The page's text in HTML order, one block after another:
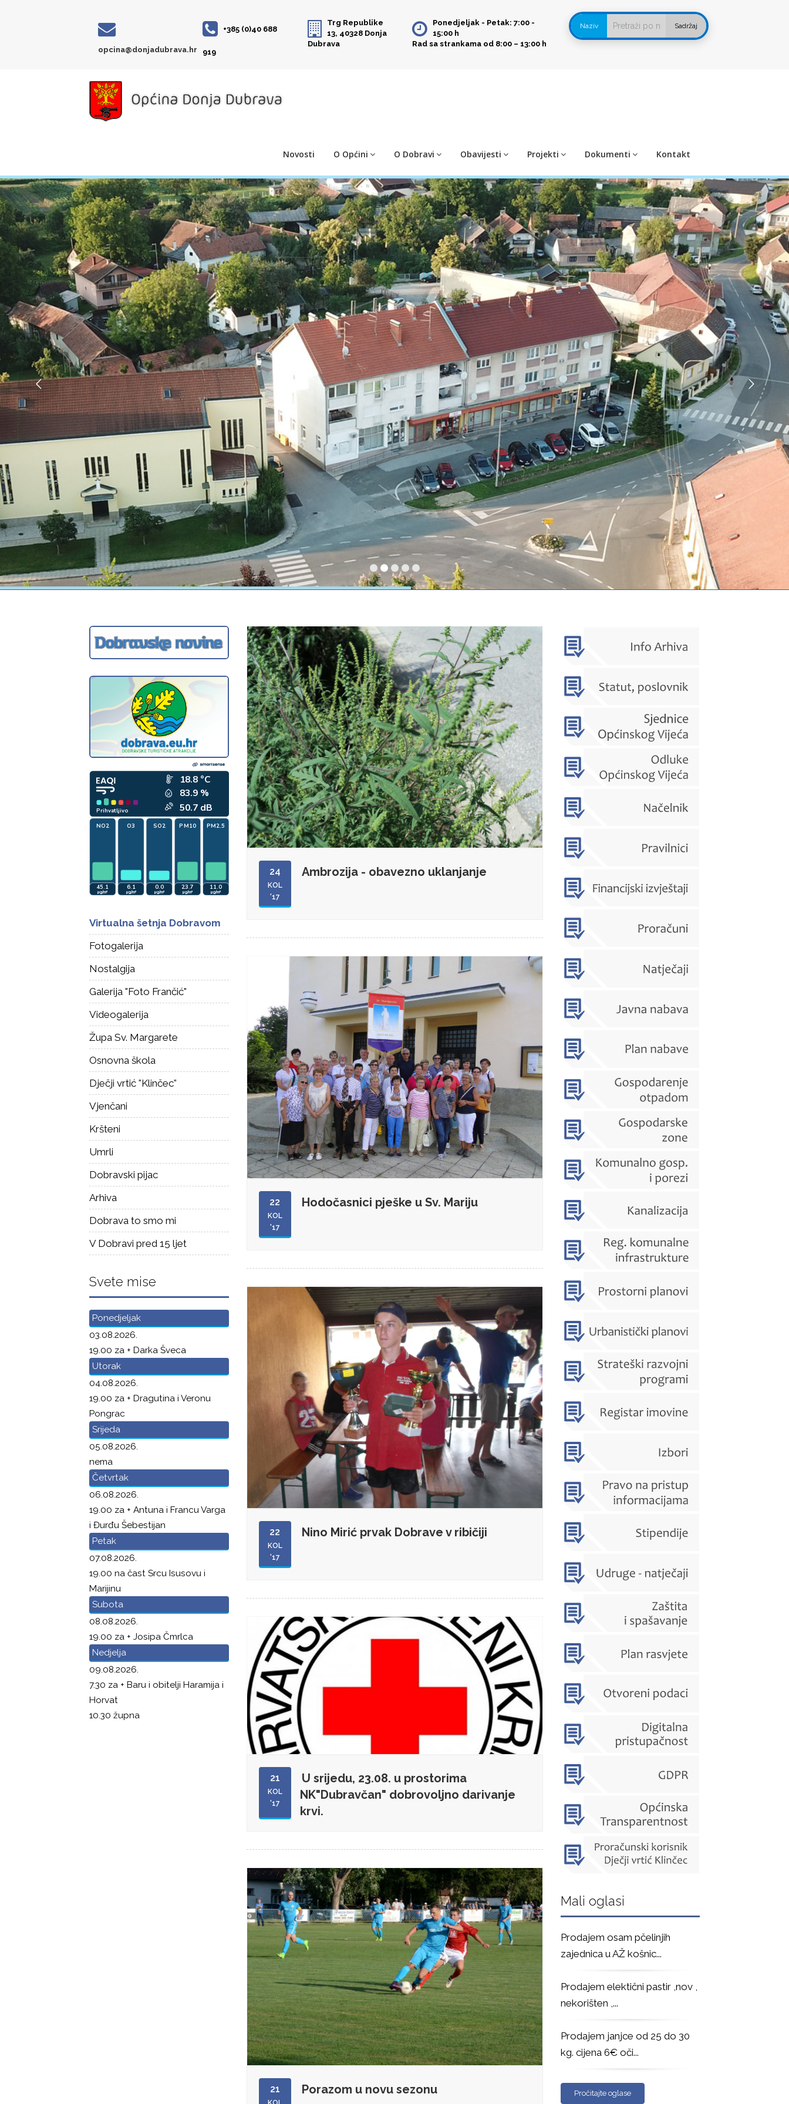
opcina@donjadubrava.hr
+385 (0)40 688
919
Trg Republike
13, 40328 Donja
Dubrava
Ponedjeljak - Petak: 7:00 -
15:00 h
Rad sa strankama od 8:00 – 13:00 h
Naziv Sadržaj
Novosti O Općini O Dobravi Obavijesti Projekti Dokumenti Kontakt
Virtualna šetnja Dobravom
Fotogalerija
Nostalgija
Galerija "Foto Frančić"
Videogalerija
Župa Sv. Margarete
Osnovna škola
Dječji vrtić "Klinčec"
Vjenčani
Kršteni
Umrli
Dobravski pijac
Arhiva
Dobrava to smo mi
V Dobravi pred 15 ljet
Svete mise
Ponedjeljak
03.08.2026.
19.00 za + Darka Šveca
Utorak
04.08.2026.
19.00 za + Dragutina i Veronu
Pongrac
Srijeda
05.08.2026.
nema
Četvrtak
06.08.2026.
19.00 za + Antuna i Francu Varga
i Đurđu Šebestijan
Petak
07.08.2026.
19.00 na čast Srcu Isusovu i
Marijinu
Subota
08.08.2026.
19.00 za + Josipa Čmrlca
Nedjelja
09.08.2026.
7.30 za + Baru i obitelji Haramija i
Horvat
10.30 župna
24
KOL
'17
Ambrozija - obavezno uklanjanje
22
KOL
'17
Hodočasnici pješke u Sv. Mariju
22
KOL
'17
Nino Mirić prvak Dobrave v ribičiji
21
KOL
'17
U srijedu, 23.08. u prostorima
NK"Dubravčan" dobrovoljno darivanje
krvi.
21 Porazom u novu sezonu
Mali oglasi
Prodajem osam pčelinjih
zajednica u AŽ košnic...
Prodajem elektični pastir ,nov ,
nekorišten ,...
Prodajem janjce od 25 do 30
kg. cijena 6€ oči...
Pročitajte oglase